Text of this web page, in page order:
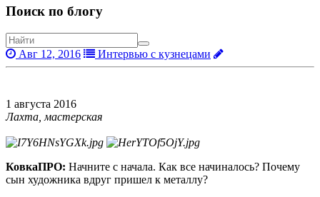
Поиск по блогу
Авг 12, 2016 Интервью с кузнецами
1 августа 2016
Лахта, мастерская
КовкаПРО: Начните с начала. Как все начиналось? Почему
сын художника вдруг пришел к металлу?